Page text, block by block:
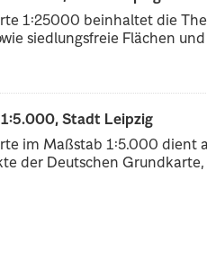
1:25000 beinhaltet die
siedlungsfreie Flächen
Stadt Leipzig
im Maßstab 1:5.000 dient
der Deutschen Grundkarte,